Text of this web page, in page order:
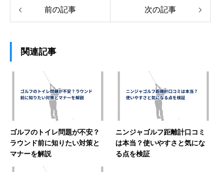
前の記事 次の記事
関連記事
ゴルフのトイレ問題が不安？
ラウンド前に知りたい対策と
マナーを解説
ニンジャゴルフ距離計口コミ
は本当？使いやすさと気にな
る点を検証